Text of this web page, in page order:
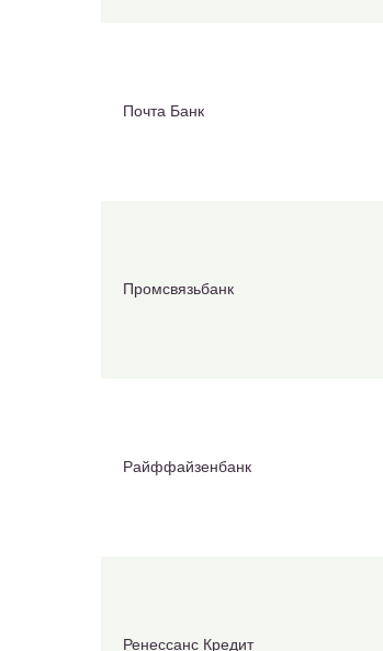
Почта Банк
Промсвязьбанк
Райффайзенбанк
Ренессанс Кредит